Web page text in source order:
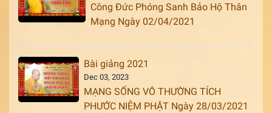
Công Đức Phóng Sanh Bảo Hộ Thân
Mạng Ngày 02/04/2021
Bài giảng 2021
Dec 03, 2023
MẠNG SỐNG VÔ THƯỜNG TÍCH
PHƯỚC NIỆM PHẬT Ngày 28/03/2021